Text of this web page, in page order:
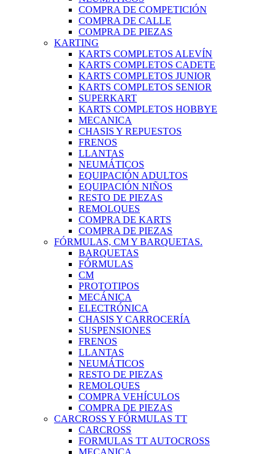
COMPRA DE COMPETICIÓN
COMPRA DE CALLE
COMPRA DE PIEZAS
KARTING
KARTS COMPLETOS ALEVÍN
KARTS COMPLETOS CADETE
KARTS COMPLETOS JUNIOR
KARTS COMPLETOS SENIOR
SUPERKART
KARTS COMPLETOS HOBBYE
MECANICA
CHASIS Y REPUESTOS
FRENOS
LLANTAS
NEUMÁTICOS
EQUIPACIÓN ADULTOS
EQUIPACIÓN NIÑOS
RESTO DE PIEZAS
REMOLQUES
COMPRA DE KARTS
COMPRA DE PIEZAS
FÓRMULAS, CM Y BARQUETAS.
BARQUETAS
FÓRMULAS
CM
PROTOTIPOS
MECÁNICA
ELECTRÓNICA
CHASIS Y CARROCERÍA
SUSPENSIONES
FRENOS
LLANTAS
NEUMÁTICOS
RESTO DE PIEZAS
REMOLQUES
COMPRA VEHÍCULOS
COMPRA DE PIEZAS
CARCROSS Y FÓRMULAS TT
CARCROSS
FORMULAS TT AUTOCROSS
MECANICA